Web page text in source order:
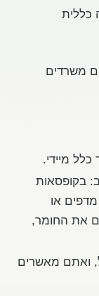
כללית
משרדים
מיידי.
בקופסאות
או
את החומר,
ואתם מאשרים